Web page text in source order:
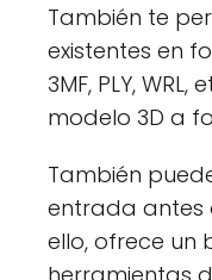
También te
existentes en
3MF, PLY,
modelo 3D a
También
entrada antes
ello, ofrece un